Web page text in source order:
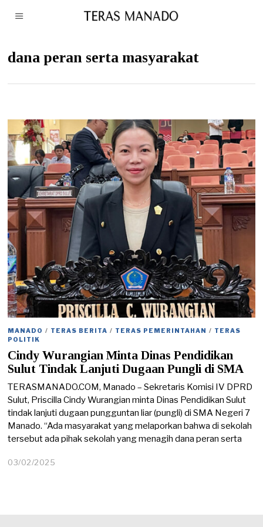
dana peran serta masyarakat
MANADO / TERAS BERITA / TERAS PEMERINTAHAN / TERAS
POLITIK
Cindy Wurangian Minta Dinas Pendidikan
Sulut Tindak Lanjuti Dugaan Pungli di SMA
TERASMANADO.COM, Manado – Sekretaris Komisi IV DPRD
Sulut, Priscilla Cindy Wurangian minta Dinas Pendidikan Sulut
tindak lanjuti dugaan pungguntan liar (pungli) di SMA Negeri 7
Manado. “Ada masyarakat yang melaporkan bahwa di sekolah
tersebut ada pihak sekolah yang menagih dana peran serta
03/02/2025